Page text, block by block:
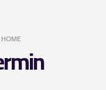
HOME